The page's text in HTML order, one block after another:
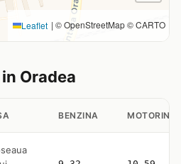
Leaflet | © OpenStreetMap © CARTO
Oradea
BENZINA MOTORINA